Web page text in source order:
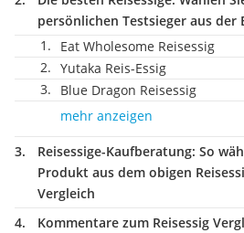
persönlichen Testsieger aus der
Eat Wholesome Reisessig
Yutaka Reis-Essig
Blue Dragon Reisessig
mehr anzeigen
Reisessige-Kaufberatung: So
Produkt aus dem obigen
Vergleich
Kommentare zum Reisessig